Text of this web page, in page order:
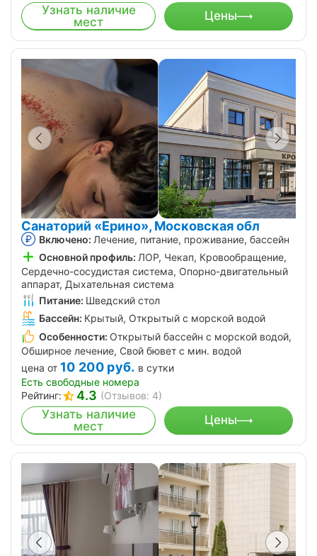
Узнать наличие
мест
Цены
Санаторий «Ерино», Московская обл
Включено: Лечение, питание, проживание, бассейн
Основной профиль: ЛОР, Чекап, Кровообращение,
Сердечно-сосудистая система, Опорно-двигательный
аппарат, Дыхательная система
Питание: Шведский стол
Бассейн: Крытый, Открытый с морской водой
Особенности: Открытый бассейн с морской водой,
Обширное лечение, Свой бювет с мин. водой
цена от 10 200 руб. в сутки
Есть свободные номера
Рейтинг:
4.3 (Отзывов: 4)
Узнать наличие
мест
Цены